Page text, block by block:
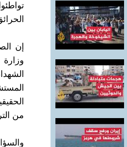
إن
وزارة
من